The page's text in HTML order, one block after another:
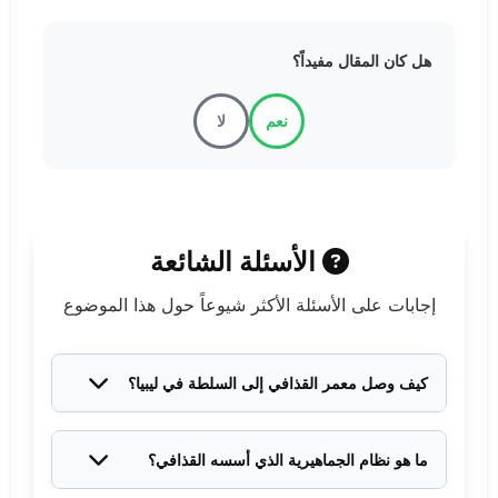
هل كان المقال مفيداً؟
نعم لا
الأسئلة الشائعة
إجابات على الأسئلة الأكثر شيوعاً حول هذا الموضوع
كيف وصل معمر القذافي إلى السلطة في ليبيا؟
من سبتمبر ألف وتسعمائة وتسعة وستون. كان ضابطاً شاباً
قاد مجموعة من الضباط للإطاحة بالملك إدريس
ما هو نظام الجماهيرية الذي أسسه القذافي؟